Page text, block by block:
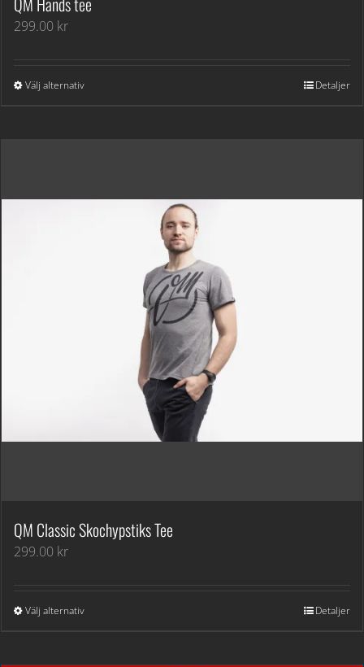
299.00 kr
Välj alternativ Detaljer
QM Classic Skochypstiks Tee
299.00 kr
Välj alternativ Detaljer